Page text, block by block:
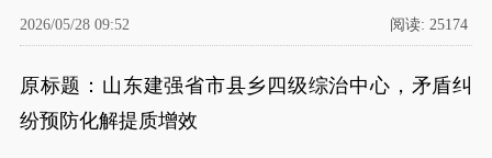
2026/05/28 09:52 阅读: 25174
原标题：山东建强省市县乡四级综治中心，矛盾纠
纷预防化解提质增效